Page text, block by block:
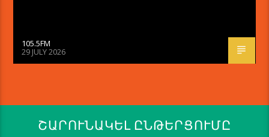
105.5FM
29 JULY 2026
ՇԱՐՈՒՆԱԿԵԼ ԸՆԹԵՐՑՈՒՄԸ